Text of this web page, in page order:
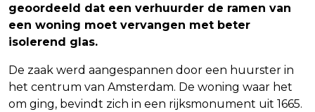
geoordeeld dat een verhuurder de ramen van
een woning moet vervangen met beter
isolerend glas.
De zaak werd aangespannen door een huurster in
het centrum van Amsterdam. De woning waar het
om ging, bevindt zich in een rijksmonument uit 1665.